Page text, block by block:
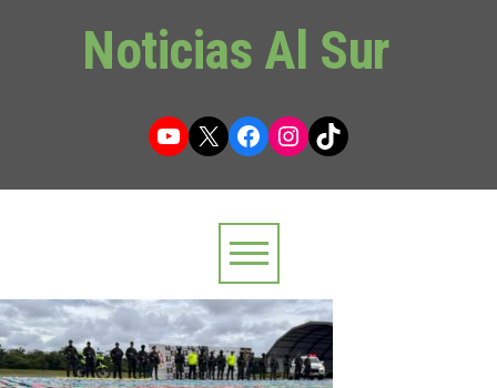
Noticias Al Sur
YouTube
X Facebook
Instagram
TikTok